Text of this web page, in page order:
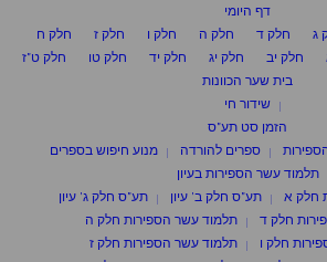
דף היומי
ג חלק ד חלק ה חלק ו חלק ז
חלק ח
חלק יב חלק יג חלק יד חלק טו
חלק ט"ז
בית שער הכוונות
שידור חי
הזמן סט תע"ס
ספרים להורדה
מנוע חיפוש בספרים
תלמוד עשר הספירות בעיון
חלק א
תע"ס חלק ב' עיון
תע"ס חלק ג' עיון
חלק ד
תלמוד עשר הספירות חלק ה
חלק ו
תלמוד עשר הספירות חלק ז